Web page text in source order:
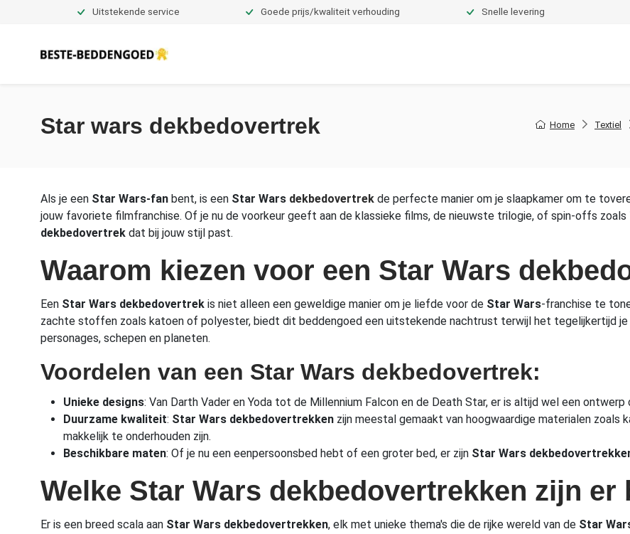
Uitstekende service Goede prijs/kwaliteit verhouding Snelle levering
Home Textiel
Star wars dekbedovertrek
Als je een Star Wars-fan bent, is een Star Wars dekbedovertrek de perfecte manier om je slaapkamer om te
jouw favoriete filmfranchise. Of je nu de voorkeur geeft aan de klassieke films, de nieuwste trilogie, of spin-offs zoals
dekbedovertrek dat bij jouw stijl past.
Waarom kiezen voor een Star Wars
Een Star Wars dekbedovertrek is niet alleen een geweldige manier om je liefde voor de Star Wars-franchise te
zachte stoffen zoals katoen of polyester, biedt dit beddengoed een uitstekende nachtrust terwijl het tegelijkertijd
personages, schepen en planeten.
Voordelen van een Star Wars dekbedovertrek:
Unieke designs: Van Darth Vader en Yoda tot de Millennium Falcon en de Death Star, er is altijd wel een
Duurzame kwaliteit: Star Wars dekbedovertrekken zijn meestal gemaakt van hoogwaardige materialen
makkelijk te onderhouden zijn.
Beschikbare maten: Of je nu een eenpersoonsbed hebt of een groter bed, er zijn Star Wars
Welke Star Wars dekbedovertrekken zijn er
Er is een breed scala aan Star Wars dekbedovertrekken, elk met unieke thema's die de rijke wereld van de Star